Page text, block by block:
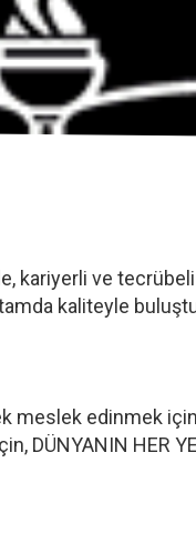
kariyerli ve
kaliteyle
meslek edinmek
HER